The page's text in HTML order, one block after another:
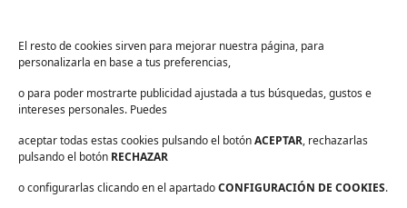
El resto de cookies sirven para mejorar nuestra página, para
personalizarla en base a tus preferencias,
o para poder mostrarte publicidad ajustada a tus búsquedas, gustos e
intereses personales. Puedes
aceptar todas estas cookies pulsando el botónACEPTAR, rechazarlas
pulsando el botón RECHAZAR
o configurarlas clicando en el apartadoCONFIGURACIÓN DE COOKIES.
Suscríbete para recibir noticias exclusivas y ofertas.
Correo
electrónico*
sector *
Consentimiento*
He leído y acepto laspolíticas de privacidad.*